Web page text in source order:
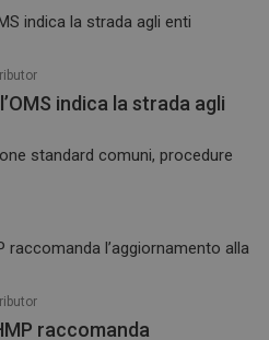
indica la strada agli
standard comuni, procedure
raccomanda